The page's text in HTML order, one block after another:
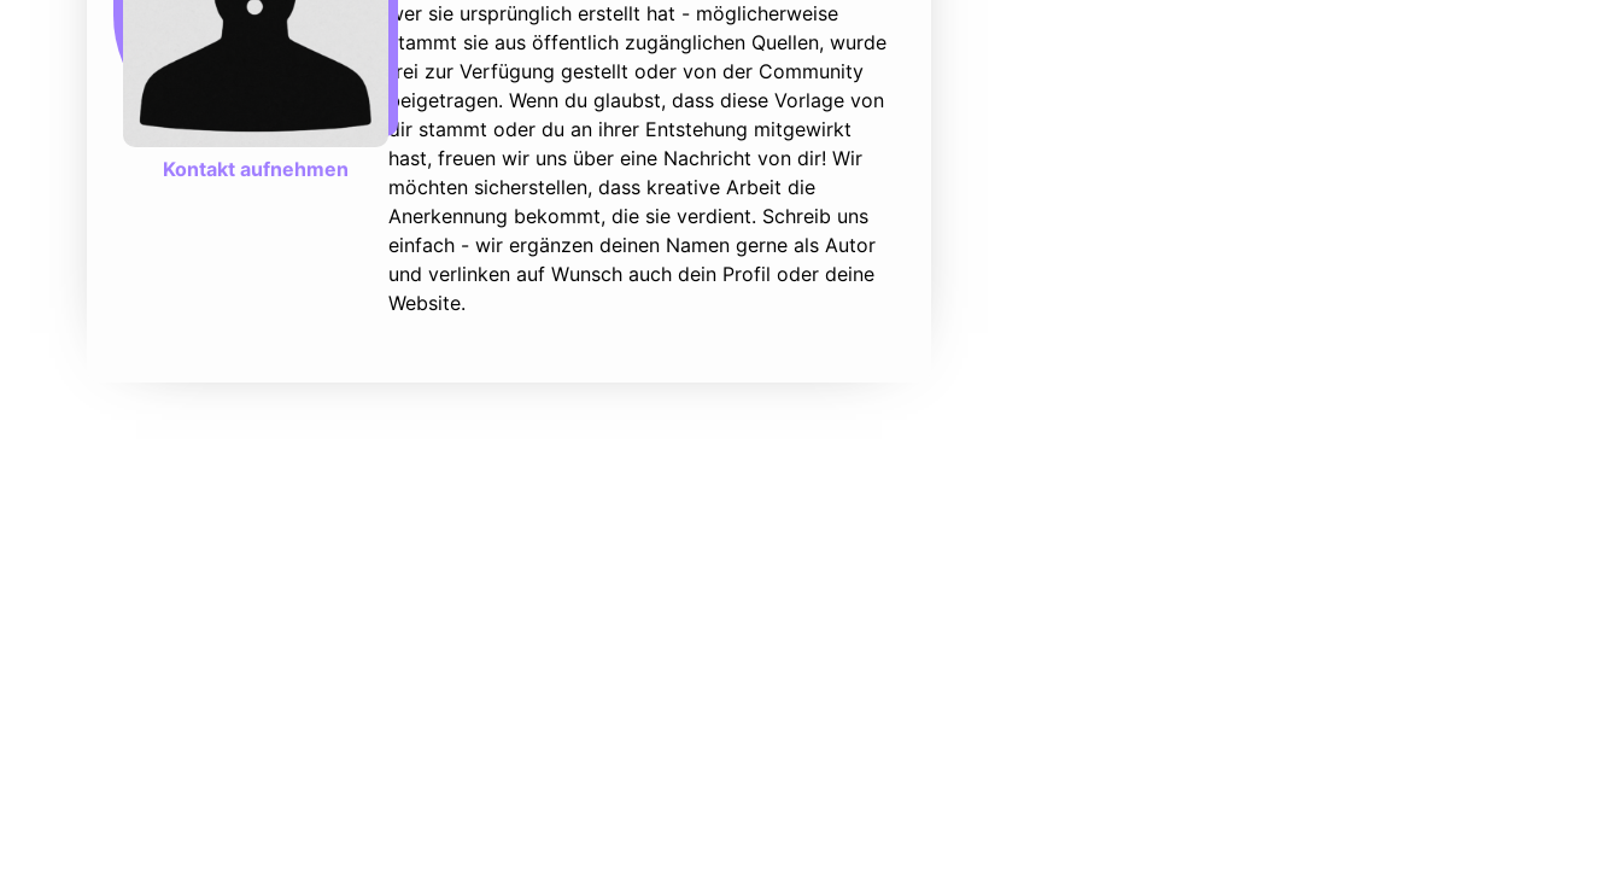
Kontakt aufnehmen
wer sie ursprünglich erstellt hat - möglicherweise
stammt sie aus öffentlich zugänglichen Quellen, wurde
frei zur Verfügung gestellt oder von der Community
beigetragen. Wenn du glaubst, dass diese Vorlage von
dir stammt oder du an ihrer Entstehung mitgewirkt
hast, freuen wir uns über eine Nachricht von dir! Wir
möchten sicherstellen, dass kreative Arbeit die
Anerkennung bekommt, die sie verdient. Schreib uns
einfach - wir ergänzen deinen Namen gerne als Autor
und verlinken auf Wunsch auch dein Profil oder deine
Website.